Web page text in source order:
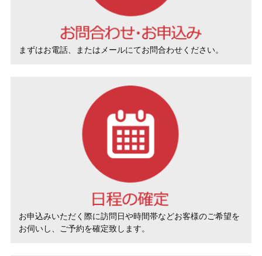
まずはお電話、またはメールにてお問合わせください。
お申込みいただく際に訪問日や時間帯などお客様のご希望を
お伺いし、ご予約を確定致します。